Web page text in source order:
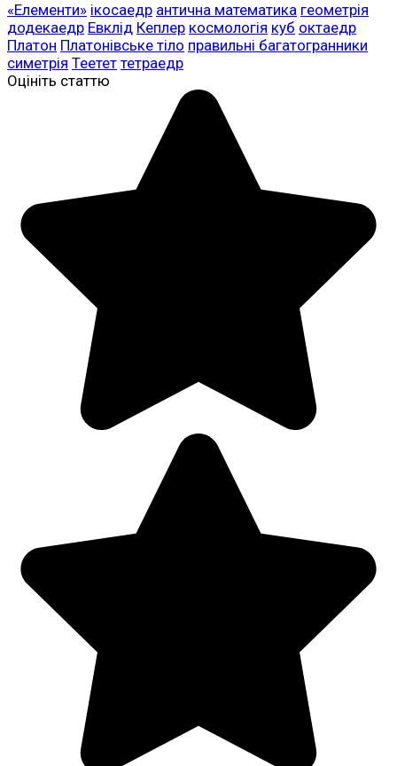
«Елементи» ікосаедр антична математика геометрія
додекаедр Евклід Кеплер космологія куб октаедр
Платон Платонівське тіло правильні багатогранники
симетрія Теетет тетраедр
Оцініть статтю